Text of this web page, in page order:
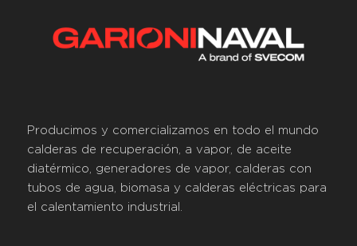
Producimos y comercializamos en todo el mundo
calderas de recuperación, a vapor, de aceite
diatérmico, generadores de vapor, calderas con
tubos de agua, biomasa y calderas eléctricas para
el calentamiento industrial.